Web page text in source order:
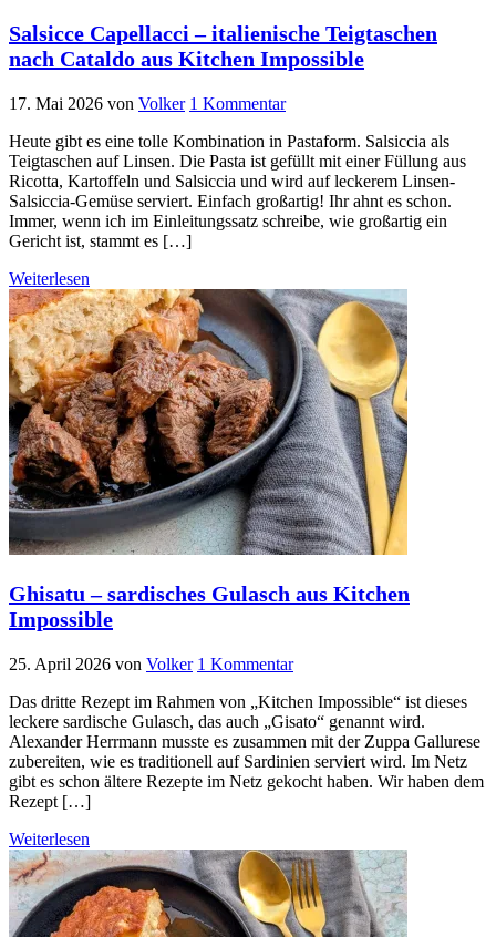
Salsicce Capellacci – italienische Teigtaschen
nach Cataldo aus Kitchen Impossible
17. Mai 2026 von Volker 1 Kommentar
Heute gibt es eine tolle Kombination in Pastaform. Salsiccia als
Teigtaschen auf Linsen. Die Pasta ist gefüllt mit einer Füllung aus
Ricotta, Kartoffeln und Salsiccia und wird auf leckerem Linsen-
Salsiccia-Gemüse serviert. Einfach großartig! Ihr ahnt es schon.
Immer, wenn ich im Einleitungssatz schreibe, wie großartig ein
Gericht ist, stammt es […]
Weiterlesen
Ghisatu – sardisches Gulasch aus Kitchen
Impossible
25. April 2026 von Volker 1 Kommentar
Das dritte Rezept im Rahmen von „Kitchen Impossible“ ist dieses
leckere sardische Gulasch, das auch „Gisato“ genannt wird.
Alexander Herrmann musste es zusammen mit der Zuppa Gallurese
zubereiten, wie es traditionell auf Sardinien serviert wird. Im Netz
gibt es schon ältere Rezepte im Netz gekocht haben. Wir haben dem
Rezept […]
Weiterlesen